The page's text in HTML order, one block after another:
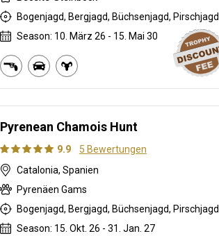
Bogenjagd, Bergjagd, Büchsenjagd, Pirschjagd
Season: 10. März 26 - 15. Mai 30
Pyrenean Chamois Hunt
9.9
5 Bewertungen
Catalonia, Spanien
Pyrenäen Gams
Bogenjagd, Bergjagd, Büchsenjagd, Pirschjagd
Season: 15. Okt. 26 - 31. Jan. 27